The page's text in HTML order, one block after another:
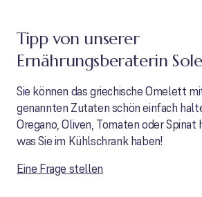
Tipp von unserer
Ernährungsberaterin
Sie können das griechische Omelett
genannten Zutaten schön einfach
Oregano, Oliven, Tomaten oder Spinat
was Sie im Kühlschrank haben!
Eine Frage stellen